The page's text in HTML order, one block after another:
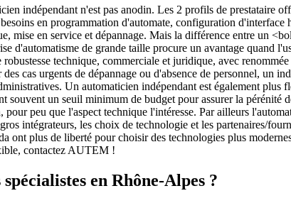
indépendant n'est pas anodin. Les 2 profils de prestataire
en programmation d'automate, configuration
mise en service et dépannage. Mais la différence entre un
d'automatisme de grande taille procure un avantage quand
technique, commerciale et juridique, avec
cas urgents de dépannage ou d'absence de personnel, un
Un automaticien indépendant est également
souvent un seuil minimum de budget pour assurer la
peu que l'aspect technique l'intéresse. Par ailleurs
intégrateurs, les choix de technologie et les partenaires/
ont plus de liberté pour choisir des technologies plus
contactez AUTEM !
en Rhône-Alpes ?